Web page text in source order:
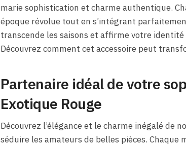
marie sophistication et charme authentique.
époque révolue tout en s’intégrant
transcende les saisons et affirme votre
Découvrez comment cet accessoire peut
Partenaire idéal de votre
Exotique Rouge
Découvrez l’élégance et le charme inégalé de
séduire les amateurs de belles pièces.